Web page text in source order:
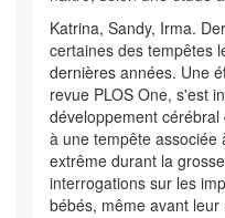
Katrina, Sandy, Irma.
certaines des tempêtes
dernières années. Une
revue PLOS One, s'est
développement
à une tempête
extrême durant la
interrogations sur les
bébés, même avant leur